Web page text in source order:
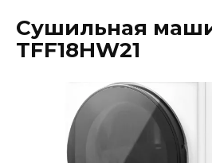
Сушильная
TFF18HW21